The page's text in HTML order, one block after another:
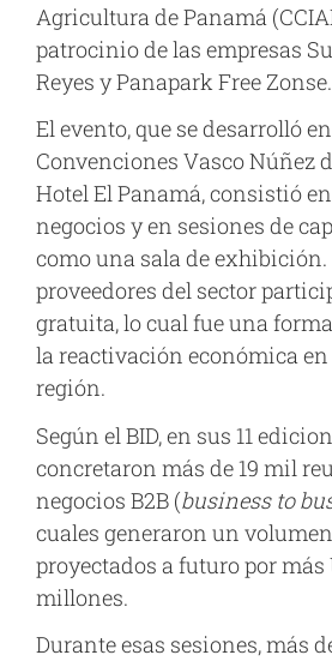
Agricultura de Panamá
patrocinio de las empresas
Reyes y Panapark Free Zonse.
El evento, que se desarrolló
Convenciones Vasco Núñez
Hotel El Panamá, consistió
negocios y en sesiones de
como una sala de
proveedores del sector
gratuita, lo cual fue una
la reactivación económica en
región.
Según el BID, en sus 11
concretaron más de 19 mil
negocios B2B (business to
cuales generaron un
proyectados a futuro por más
millones.
Durante esas sesiones, más